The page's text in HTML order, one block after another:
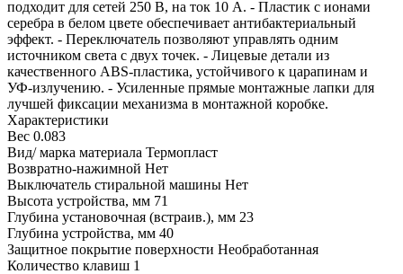
подходит для сетей 250 В, на ток 10 А. - Пластик с ионами
серебра в белом цвете обеспечивает антибактериальный
эффект. - Переключатель позволяют управлять одним
источником света с двух точек. - Лицевые детали из
качественного ABS-пластика, устойчивого к царапинам и
УФ-излучению. - Усиленные прямые монтажные лапки для
лучшей фиксации механизма в монтажной коробке.
Характеристики
Вес 0.083
Вид/ марка материала Термопласт
Возвратно-нажимной Нет
Выключатель стиральной машины Нет
Высота устройства, мм 71
Глубина установочная (встраив.), мм 23
Глубина устройства, мм 40
Защитное покрытие поверхности Необработанная
Количество клавиш 1